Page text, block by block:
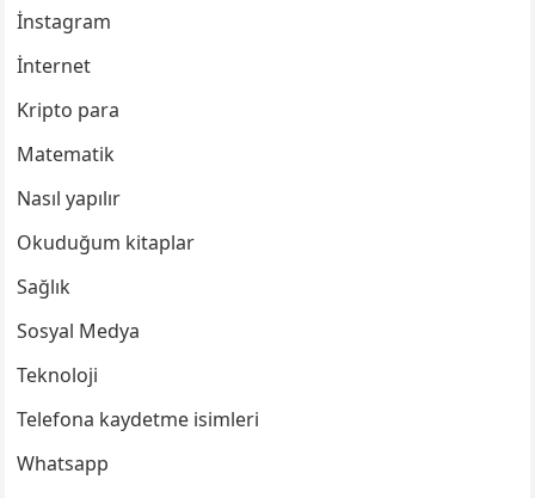
İnstagram
İnternet
Kripto para
Matematik
Nasıl yapılır
Okuduğum kitaplar
Sağlık
Sosyal Medya
Teknoloji
Telefona kaydetme isimleri
Whatsapp